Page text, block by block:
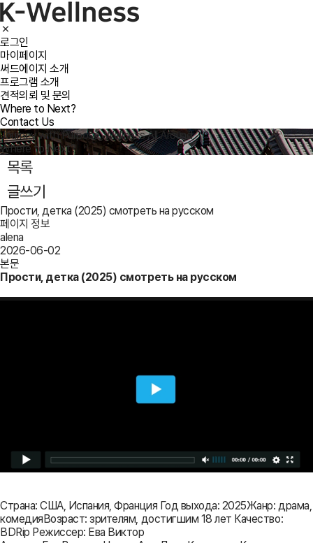
로그인
마이페이지
써드에이지 소개
프로그램 소개
견적의뢰 및 문의
Where to Next?
Contact Us
Journey with Purpose, Wellness All Around
Where to Next?
목록
글쓰기
Прости, детка (2025) смотреть на русском
페이지 정보
alena
2026-06-02
본문
Прости, детка (2025) смотреть на русском
Страна: США, Испания, Франция Год выхода: 2025Жанр: драма,
комедияВозраст: зрителям, достигшим 18 лет Качество:
BDRip Режиссер: Ева Виктор